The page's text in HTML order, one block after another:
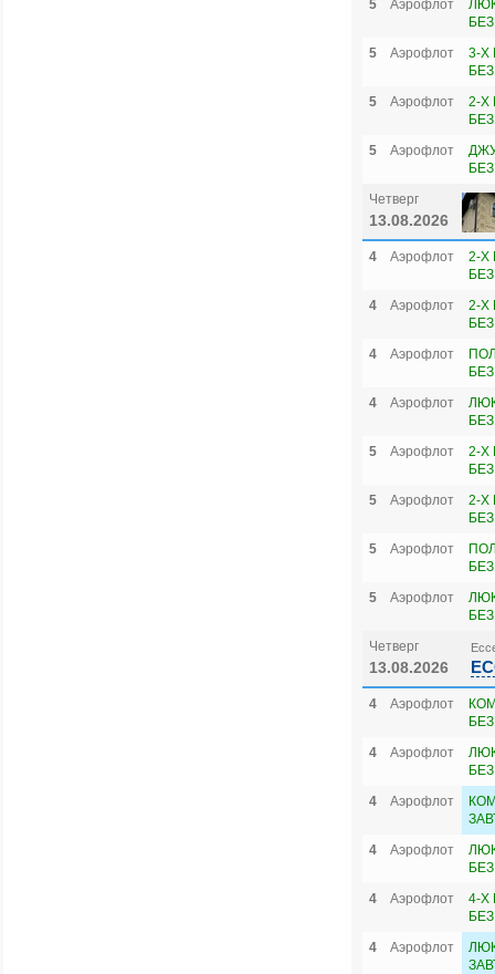
5 Аэрофлот
5
Аэрофлот
3-Х
5
Аэрофлот
2-Х
5
Аэрофлот
Четверг
13.08.2026
4 Аэрофлот
2-Х
4
Аэрофлот
2-Х
4
Аэрофлот
4
Аэрофлот
5
Аэрофлот
2-Х
5
Аэрофлот
2-Х
5
Аэрофлот
5
Аэрофлот
Четверг
13.08.2026
4 Аэрофлот
4
Аэрофлот
4
Аэрофлот
4
Аэрофлот
4
Аэрофлот
4-Х
4
Аэрофлот